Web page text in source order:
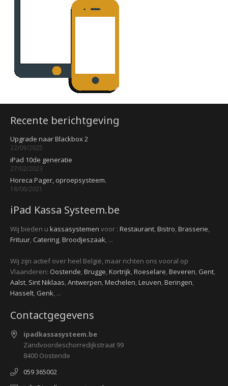
Recente berichtgeving
Upgrade naar Blackbox 2
22/09/2025
iPad 10de generatie
27/02/2023
Horeca Pager, oproepsysteem.
18/06/2021
iPad Kassa Systeem.be
Wij bieden u kassasystemen voor : Restaurant,Bistro,Brasserie,
Frituur, Catering,Broodjeszaak, ...
Wij zijn actief over heel België, maar richten ons vooral op
Vlaanderen: Oostende,Brugge,Kortrijk,Roeselare,Beveren, Gent,
Aalst, Sint Niklaas,Antwerpen,Mechelen,Leuven,Beringen,
Hasselt, Genk, ...
Contactgegevens
ipadkassasysteem.be
Zandvoordeschorredijkstraat 99
8400 Oostende
059 365002